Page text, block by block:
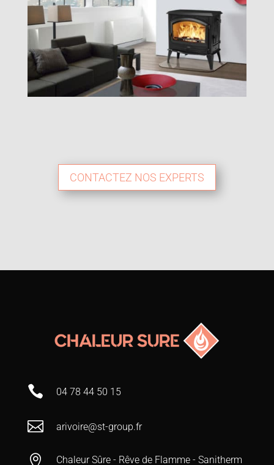
CONTACTEZ NOS EXPERTS
 04 78 44 50 15
 arivoire@st-group.fr
 Chaleur Sûre - Rêve de Flamme - Sanitherm